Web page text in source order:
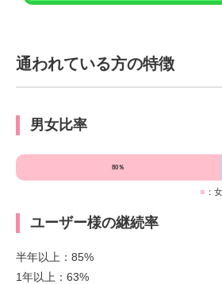
通われている方の特徴
男女比率
80％
■ ：
ユーザー様の継続率
半年以上：85%
1年以上：63%